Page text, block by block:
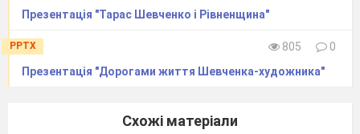
мизерний, мов зараз тільки з неволі
дали і наче до чого придивляються, а
губи якось покривились, що ти б сказав —
Презентація "Тарас Шевченко і Рівненщина"
PPTX 805
0
Презентація "Дорогами життя Шевченка-художника"
Схожі матеріали